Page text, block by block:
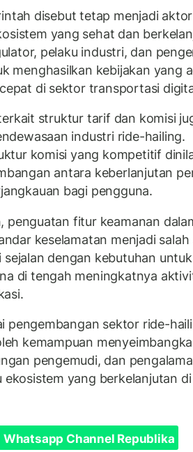
disebut tetap menjadi
yang sehat dan
pelaku industri, dan
menghasilkan kebijakan yang
di sektor transportasi
struktur tarif dan komisi
industri ride-hailing.
komisi yang kompetitif
antara keberlanjutan
bagi pengguna.
penguatan fitur keamanan
keselamatan menjadi
sejalan dengan kebutuhan
di tengah meningkatnya
pengembangan sektor ride-
kemampuan
pengemudi, dan
ekosistem yang berkelanjutan
Whatsapp Channel Republika